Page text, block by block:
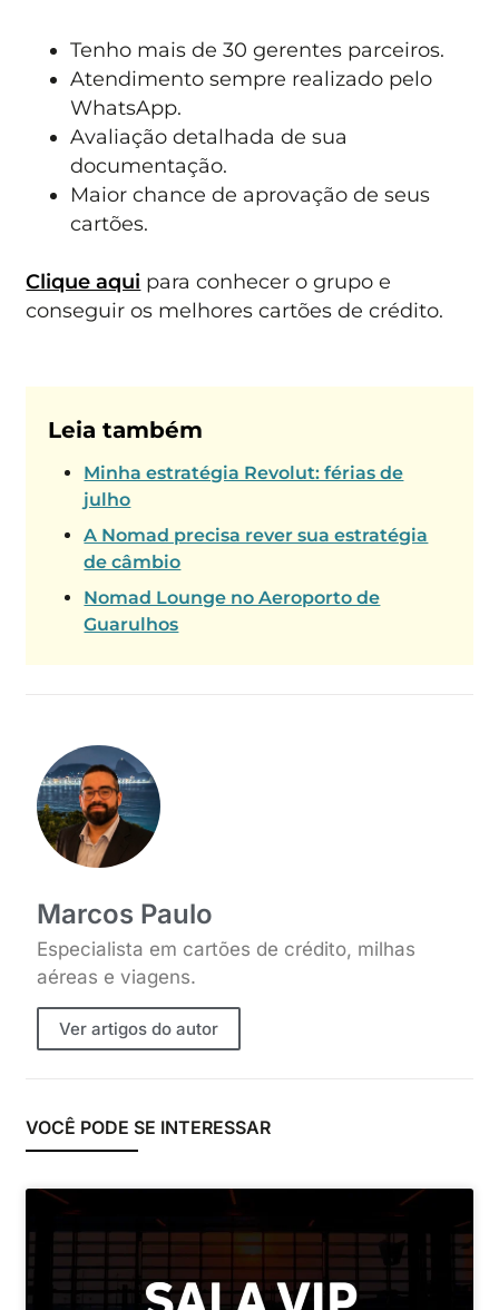
Tenho mais de 30 gerentes parceiros.
Atendimento sempre realizado pelo
WhatsApp.
Avaliação detalhada de sua
documentação.
Maior chance de aprovação de seus
cartões.
Clique aqui para conhecer o grupo e
conseguir os melhores cartões de crédito.
Leia também
Minha estratégia Revolut: férias de
julho
A Nomad precisa rever sua estratégia
de câmbio
Nomad Lounge no Aeroporto de
Guarulhos
Marcos Paulo
Especialista em cartões de crédito, milhas
aéreas e viagens.
Ver artigos do autor
VOCÊ PODE SE INTERESSAR